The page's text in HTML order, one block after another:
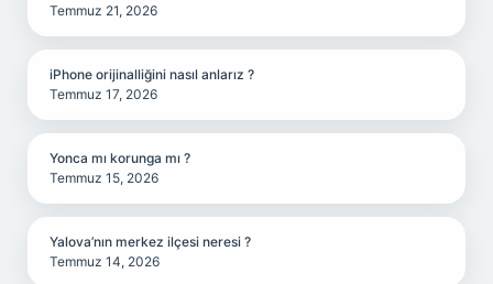
Temmuz 21, 2026
iPhone orijinalliğini nasıl anlarız ?
Temmuz 17, 2026
Yonca mı korunga mı ?
Temmuz 15, 2026
Yalova’nın merkez ilçesi neresi ?
Temmuz 14, 2026